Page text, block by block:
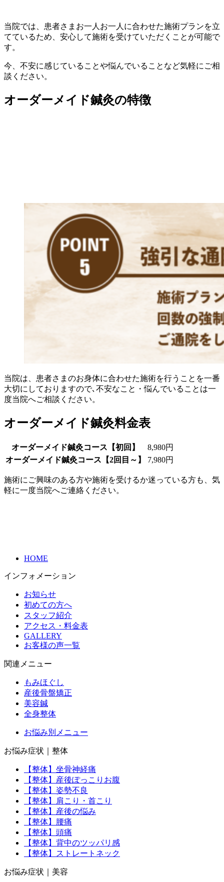
当院では、患者さまお一人お一人に合わせた施術プランを立
てているため、安心して施術を受けていただくことが可能で
す。
今、不安に感じていることや悩んでいることなど気軽にご相
談ください。
オーダーメイド鍼灸の特徴
当院は、患者さまのお身体に合わせた施術を行うことを一番
大切にしておりますので､不安なこと・悩んでいることは一
度当院へご相談ください。
オーダーメイド鍼灸料金表
オーダーメイド鍼灸コース【初回】
8,980円
オーダーメイド鍼灸コース【2回目～】
7,980円
施術にご興味のある方や施術を受けるか迷っている方も、気
軽に一度当院へご連絡ください。
HOME
インフォメーション
お知らせ
初めての方へ
スタッフ紹介
アクセス・料金表
GALLERY
お客様の声一覧
関連メニュー
もみほぐし
産後骨盤矯正
美容鍼
全身整体
お悩み別メニュー
お悩み症状｜整体
【整体】坐骨神経痛
【整体】産後ぽっこりお腹
【整体】姿勢不良
【整体】肩こり・首こり
【整体】産後の悩み
【整体】腰痛
【整体】頭痛
【整体】背中のツッパリ感
【整体】ストレートネック
お悩み症状｜美容